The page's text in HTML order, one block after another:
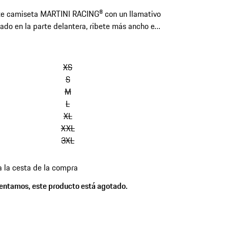
camiseta MARTINI RACING® con un llamativo
en la parte delantera, ribete más ancho en
XS
S
M
L
XL
XXL
3XL
la cesta de la compra
este producto está agotado.